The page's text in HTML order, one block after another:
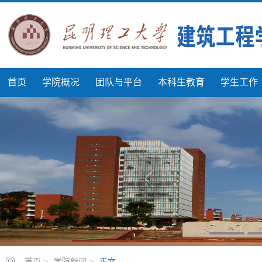
首页 学院概况 团队与平台 本科生教育 学生工作